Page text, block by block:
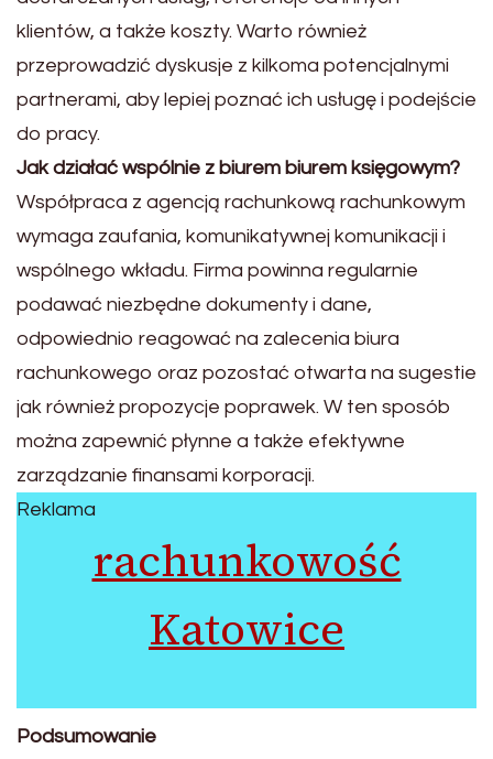
klientów, a także koszty. Warto również
przeprowadzić dyskusje z kilkoma potencjalnymi
partnerami, aby lepiej poznać ich usługę i podejście
do pracy.
Jak działać wspólnie z biurem biurem księgowym?
Współpraca z agencją rachunkową rachunkowym
wymaga zaufania, komunikatywnej komunikacji i
wspólnego wkładu. Firma powinna regularnie
podawać niezbędne dokumenty i dane,
odpowiednio reagować na zalecenia biura
rachunkowego oraz pozostać otwarta na sugestie
jak również propozycje poprawek. W ten sposób
można zapewnić płynne a także efektywne
zarządzanie finansami korporacji.
Reklama
rachunkowość
Katowice
Podsumowanie